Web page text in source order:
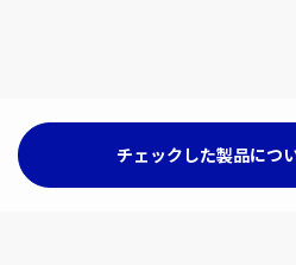
チェックした製品につ